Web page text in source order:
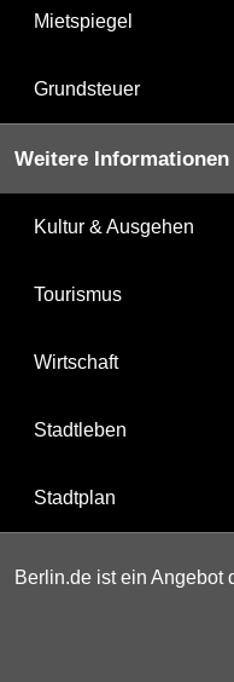
Mietspiegel
Grundsteuer
Weitere Informationen
Kultur & Ausgehen
Tourismus
Wirtschaft
Stadtleben
Stadtplan
Berlin.de ist ein Angebot